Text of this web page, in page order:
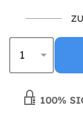
100%